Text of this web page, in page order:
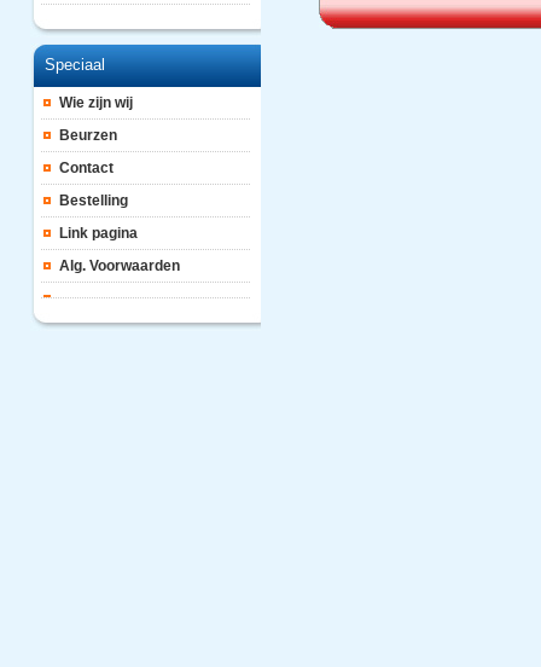
Speciaal
Wie zijn wij
Beurzen
Contact
Bestelling
Link pagina
Alg. Voorwaarden